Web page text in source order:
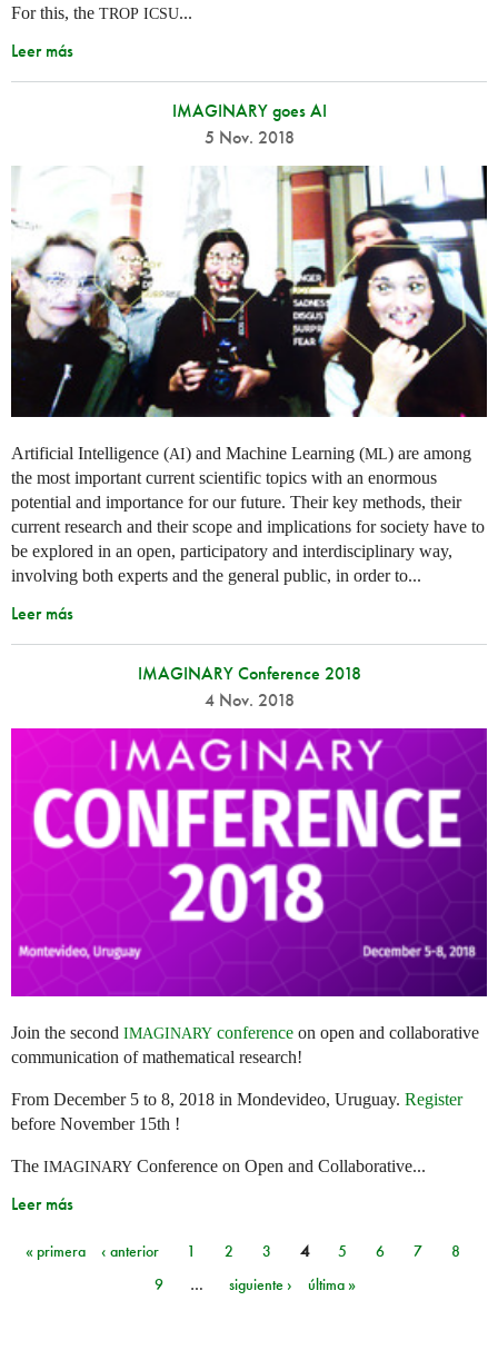
For this, the TROP ICSU...
Leer más
IMAGINARY goes AI
5 Nov. 2018
Artificial Intelligence (AI) and Machine Learning (ML) are among
the most important current scientific topics with an enormous
potential and importance for our future. Their key methods, their
current research and their scope and implications for society have to
be explored in an open, participatory and interdisciplinary way,
involving both experts and the general public, in order to...
Leer más
IMAGINARY Conference 2018
4 Nov. 2018
Join the second IMAGINARY conference on open and collaborative
communication of mathematical research!
From December 5 to 8, 2018 in Mondevideo, Uruguay. Register
before November 15th !
The IMAGINARY Conference on Open and Collaborative...
Leer más
Páginas
« primera ‹ anterior 1 2 3 4 5 6 7
8
9
… siguiente › última »